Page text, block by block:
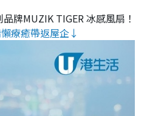
牌MUZIK TIGER 冰感風扇！
療癒帶返屋企↓